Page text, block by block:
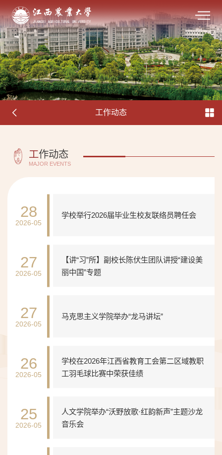
工作动态
工作动态
MAJOR EVENTS
28
2026-05
学校举行2026届毕业生校友联络员聘任会​
27
2026-05
【讲“习”所】副校长陈伏生团队讲授“建设美
丽中国”专题
27
2026-05
马克思主义学院举办“龙马讲坛”
26
2026-05
学校在2026年江西省教育工会第二区域教职
工羽毛球比赛中荣获佳绩
25
2026-05
人文学院举办“沃野放歌·红韵新声”主题沙龙
音乐会